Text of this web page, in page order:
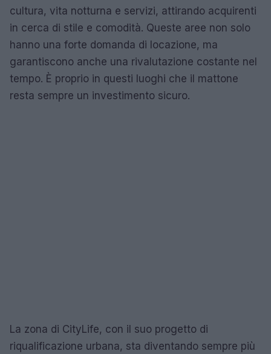
cultura, vita notturna e servizi, attirando acquirenti
in cerca di stile e comodità. Queste aree non solo
hanno una forte domanda di locazione, ma
garantiscono anche una rivalutazione costante nel
tempo. È proprio in questi luoghi che il mattone
resta sempre un investimento sicuro.
La zona di CityLife, con il suo progetto di
riqualificazione urbana, sta diventando sempre più